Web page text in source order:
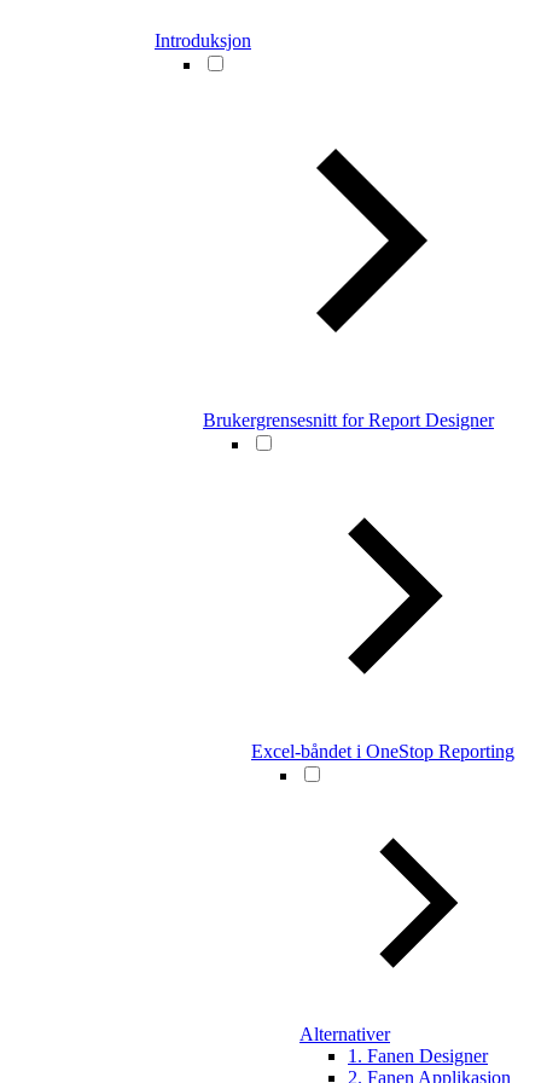
Introduksjon
Brukergrensesnitt for Report Designer
Excel-båndet i OneStop Reporting
Alternativer
1. Fanen Designer
2. Fanen Applikasjon